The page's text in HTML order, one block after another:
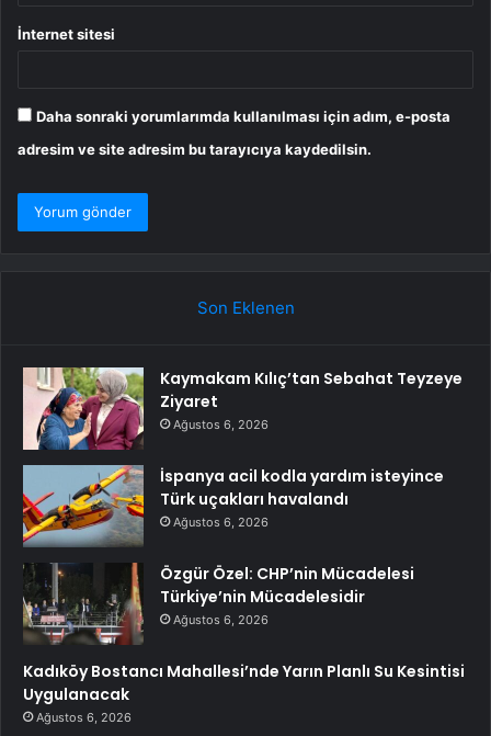
İnternet sitesi
Daha sonraki yorumlarımda kullanılması için adım, e-posta
adresim ve site adresim bu tarayıcıya kaydedilsin.
Son Eklenen
Kaymakam Kılıç’tan Sebahat Teyzeye
Ziyaret
Ağustos 6, 2026
İspanya acil kodla yardım isteyince
Türk uçakları havalandı
Ağustos 6, 2026
Özgür Özel: CHP’nin Mücadelesi
Türkiye’nin Mücadelesidir
Ağustos 6, 2026
Kadıköy Bostancı Mahallesi’nde Yarın Planlı Su Kesintisi
Uygulanacak
Ağustos 6, 2026